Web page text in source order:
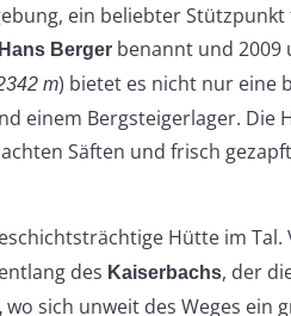
ein beliebter
Hans Berger benannt und 2009
m) bietet es nicht nur eine
einem Bergsteigerlager.
Säften und frisch
Hütte im Tal.
des Kaiserbachs, der
wo sich unweit des Weges ein